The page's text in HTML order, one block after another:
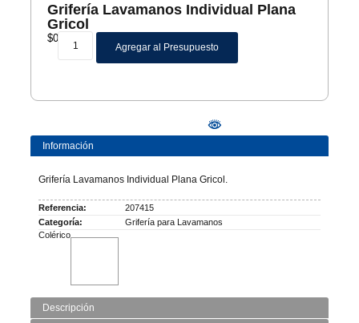
Grifería Lavamanos Individual Plana
Gricol
$0
Agregar al Presupuesto
Información
Descripción
Grifería Lavamanos Individual Plana Gricol.
Referencia:
207415
Categoría:
Grifería para Lavamanos
Colérico